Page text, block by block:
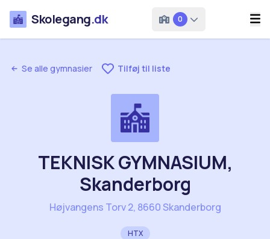
Skolegang.dk 0
Se alle gymnasier Tilføj til liste
TEKNISK GYMNASIUM,
Skanderborg
Højvangens Torv 2, 8660 Skanderborg
HTX